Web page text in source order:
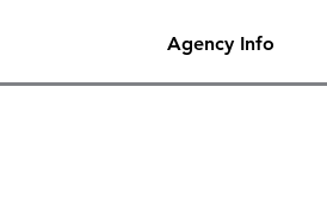
Agency Info